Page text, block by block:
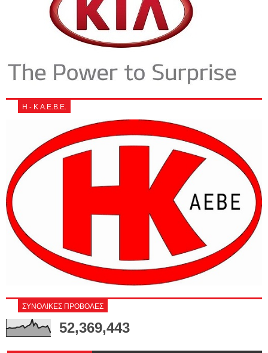
Η - Κ Α.Ε.Β.Ε.
ΣΥΝΟΛΙΚΕΣ ΠΡΟΒΟΛΕΣ
52,369,443